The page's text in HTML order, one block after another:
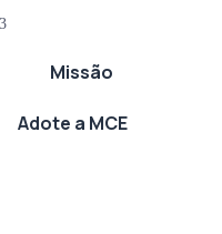
Missão
Adote a MCE